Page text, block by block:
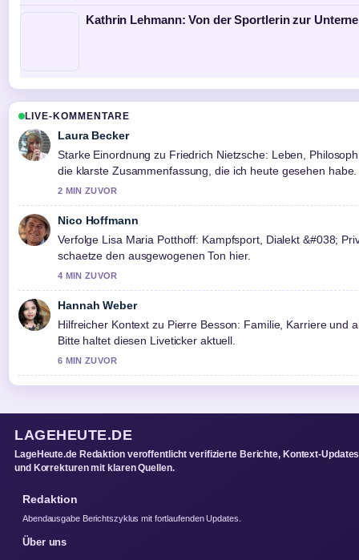
Kathrin Lehmann: Von der Sportlerin zur
LIVE-KOMMENTARE
Laura Becker
Starke Einordnung zu Friedrich Nietzsche: Leben,
die klarste Zusammenfassung, die ich heute gesehen habe.
2 MIN ZUVOR
Nico Hoffmann
Verfolge Lisa Maria Potthoff: Kampfsport, Dialekt &#038;
schaetze den ausgewogenen Ton hier.
4 MIN ZUVOR
Hannah Weber
Hilfreicher Kontext zu Pierre Besson: Familie, Karriere und
Bitte haltet diesen Liveticker aktuell.
6 MIN ZUVOR
LAGEHEUTE.DE
LageHeute.de Redaktion veroffentlicht verifizierte Berichte, Kontext-Updates
und Korrekturen mit klaren Quellen.
Redaktion
Abendausgabe Berichtszyklus mit fortlaufenden Updates.
Über uns